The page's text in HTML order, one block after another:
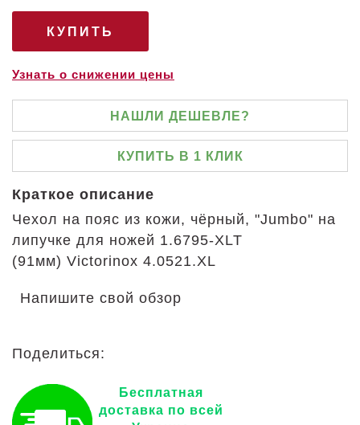
Узнать о снижении цены
НАШЛИ ДЕШЕВЛЕ?
КУПИТЬ В 1 КЛИК
Краткое описание
Чехол на пояс из кожи, чёрный, "Jumbo" на
липучке для ножей 1.6795-XLT
(91мм) Victorinox 4.0521.XL
Напишите свой обзор
Поделиться:
Бесплатная
доставка по всей